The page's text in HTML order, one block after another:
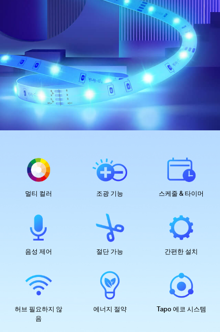
멀티 컬러 조광 기능 스케줄 & 타이머
음성 제어 절단 가능 간편한 설치
허브 필요하지 않
음
에너지 절약 Tapo 에코 시스템